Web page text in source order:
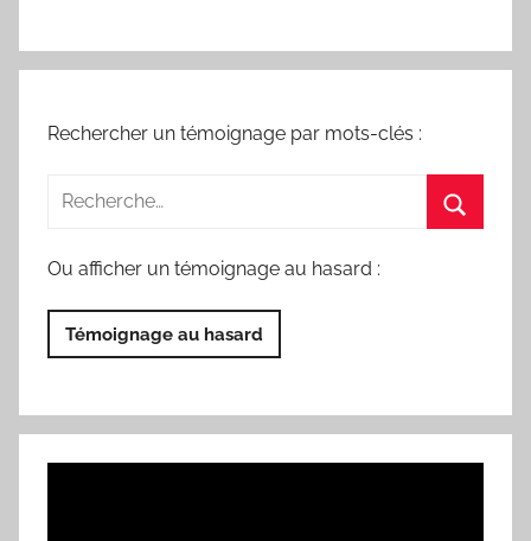
Rechercher un témoignage par mots-clés :
Ou afficher un témoignage au hasard :
Témoignage au hasard